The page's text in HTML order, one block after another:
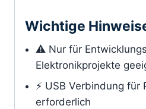
Wichtige
⚠️ Nur für
Elektronikprojekte
⚡ USB Verbindung für
erforderlich